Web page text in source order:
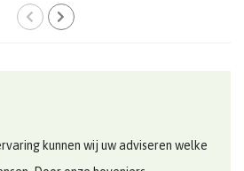
kunnen wij uw adviseren welke